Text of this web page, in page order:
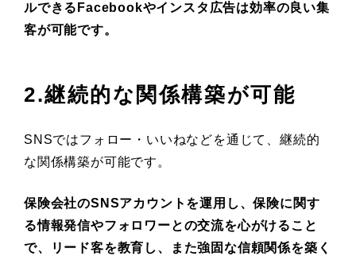
ルできるFacebookやインスタ広告は効率の良い集
客が可能です。
2.継続的な関係構築が可能
SNSではフォロー・いいねなどを通じて、継続的
な関係構築が可能です。
保険会社のSNSアカウントを運用し、保険に関す
る情報発信やフォロワーとの交流を心がけること
で、リード客を教育し、また強固な信頼関係を築く